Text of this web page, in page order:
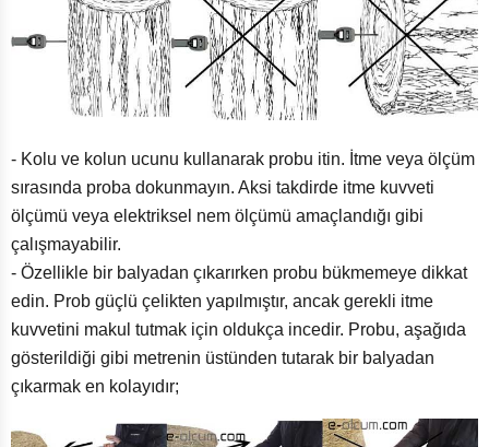
- Kolu ve kolun ucunu kullanarak probu itin. İtme veya ölçüm
sırasında proba dokunmayın. Aksi takdirde itme kuvveti
ölçümü veya elektriksel nem ölçümü amaçlandığı gibi
çalışmayabilir.
- Özellikle bir balyadan çıkarırken probu bükmemeye dikkat
edin. Prob güçlü çelikten yapılmıştır, ancak gerekli itme
kuvvetini makul tutmak için oldukça incedir. Probu, aşağıda
gösterildiği gibi metrenin üstünden tutarak bir balyadan
çıkarmak en kolayıdır;